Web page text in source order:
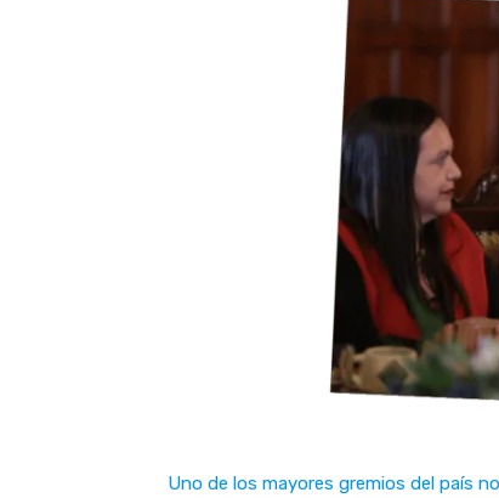
Uno de los mayores gremios del país